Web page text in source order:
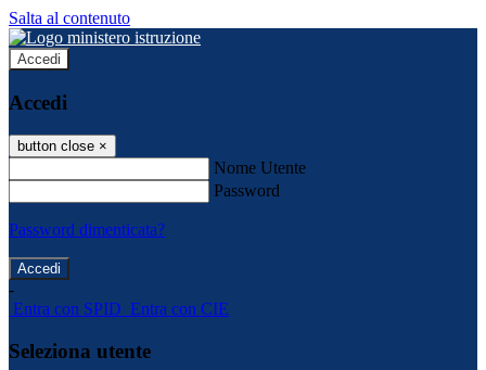
Salta al contenuto
Accedi
Accedi
button close ×
Nome Utente
Password
Password dimenticata?
-
Entra con SPID Entra con CIE
Seleziona utente